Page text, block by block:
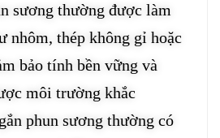
sương thường được làm
nhôm, thép không gỉ hoặc
bảo tính bền vững và
môi trường khắc
phun sương thường có